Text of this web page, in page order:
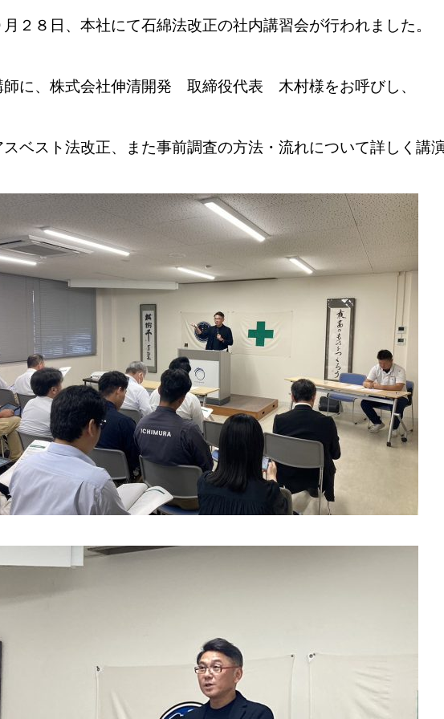
月２８日、本社にて石綿法改正の社内講習会が行われました。
師に、株式会社伸清開発 取締役代表 木村様をお呼びし、
スベスト法改正、また事前調査の方法・流れについて詳しく講